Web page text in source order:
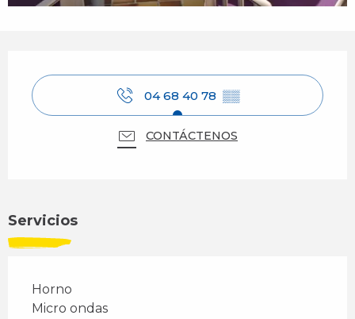
04 68 40 78 ▒▒
CONTÁCTENOS
Servicios
Horno
Micro ondas